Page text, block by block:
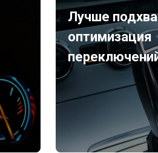
Лучше
оптимизация